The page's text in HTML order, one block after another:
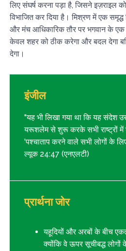
लिए संघर्ष करना पड़ा है, जिसने इज़राइल
विभाजित कर दिया है। मिश्रण में एक समृद्ध
और मंच आधिकारिक तौर पर भगवान के
केवल शहर को ठीक करेगा और बदल देगा
देगा।
इंजील
"यह भी लिखा गया था कि यह संदेश
यरूशलेम से शुरू करके सभी राष्ट्रों में
'पश्चाताप करने वाले सभी लोगों के
ल्यूक 24:47 (एनएलटी)
प्रार्थना जोर
यहूदियों और अरबों के बीच
क्योंकि वे ऊपर सूचीबद्ध